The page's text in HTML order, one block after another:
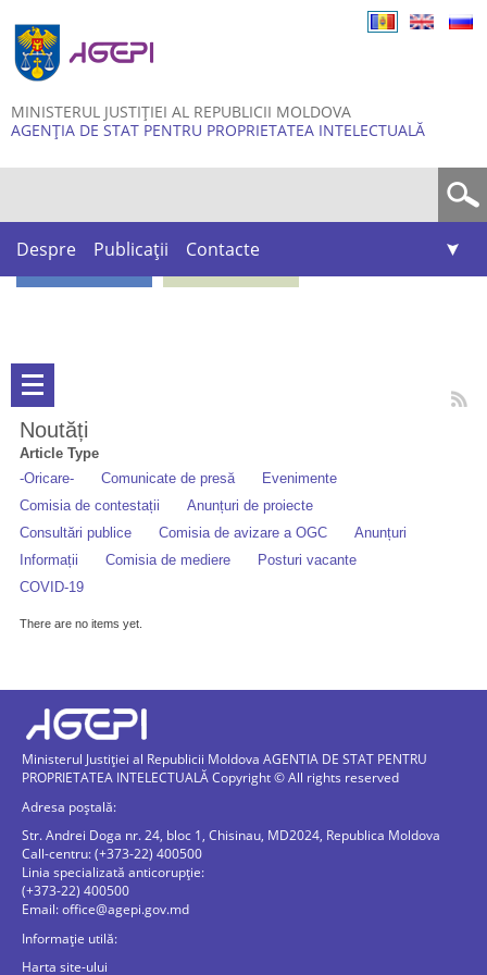
MINISTERUL JUSTIȚIEI AL REPUBLICII MOLDOVA
AGENȚIA DE STAT PENTRU PROPRIETATEA INTELECTUALĂ
Despre Publicații Contacte
Noutăți
Article Type
-Oricare-
Comunicate de presă
Evenimente
Comisia de contestații
Anunțuri de proiecte
Consultări publice
Comisia de avizare a OGC
Anunțuri
Informații
Comisia de mediere
Posturi vacante
COVID-19
There are no items yet.
Ministerul Justiției al Republicii Moldova AGENTIA DE STAT PENTRU
PROPRIETATEA INTELECTUALĂ Copyright © All rights reserved
Adresa poștală:
Str. Andrei Doga nr. 24, bloc 1, Chisinau, MD2024, Republica Moldova
Call-centru: (+373-22) 400500
Linia specializată anticorupție:
(+373-22) 400500
Email:office@agepi.gov.md
Informație utilă:
Harta site-ului